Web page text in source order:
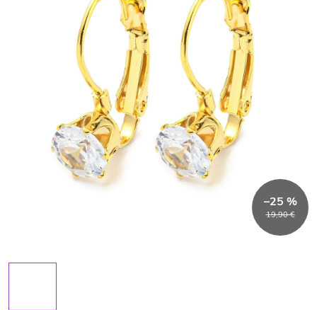
19,90 €
–25 %